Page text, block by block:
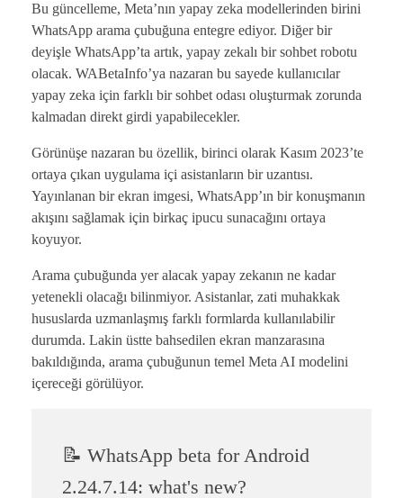
Bu güncelleme, Meta’nın yapay zeka modellerinden birini
WhatsApp arama çubuğuna entegre ediyor. Diğer bir
deyişle WhatsApp’ta artık, yapay zekalı bir sohbet robotu
olacak. WABetaInfo’ya nazaran bu sayede kullanıcılar
yapay zeka için farklı bir sohbet odası oluşturmak zorunda
kalmadan direkt girdi yapabilecekler.
Görünüşe nazaran bu özellik, birinci olarak Kasım 2023’te
ortaya çıkan uygulama içi asistanların bir uzantısı.
Yayınlanan bir ekran imgesi, WhatsApp’ın bir konuşmanın
akışını sağlamak için birkaç ipucu sunacağını ortaya
koyuyor.
Arama çubuğunda yer alacak yapay zekanın ne kadar
yetenekli olacağı bilinmiyor. Asistanlar, zati muhakkak
hususlarda uzmanlaşmış farklı formlarda kullanılabilir
durumda. Lakin üstte bahsedilen ekran manzarasına
bakıldığında, arama çubuğunun temel Meta AI modelini
içereceği görülüyor.
📝 WhatsApp beta for Android
2.24.7.14: what's new?